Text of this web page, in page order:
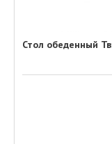
Стол обеденный